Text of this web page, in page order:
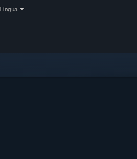
Lingua